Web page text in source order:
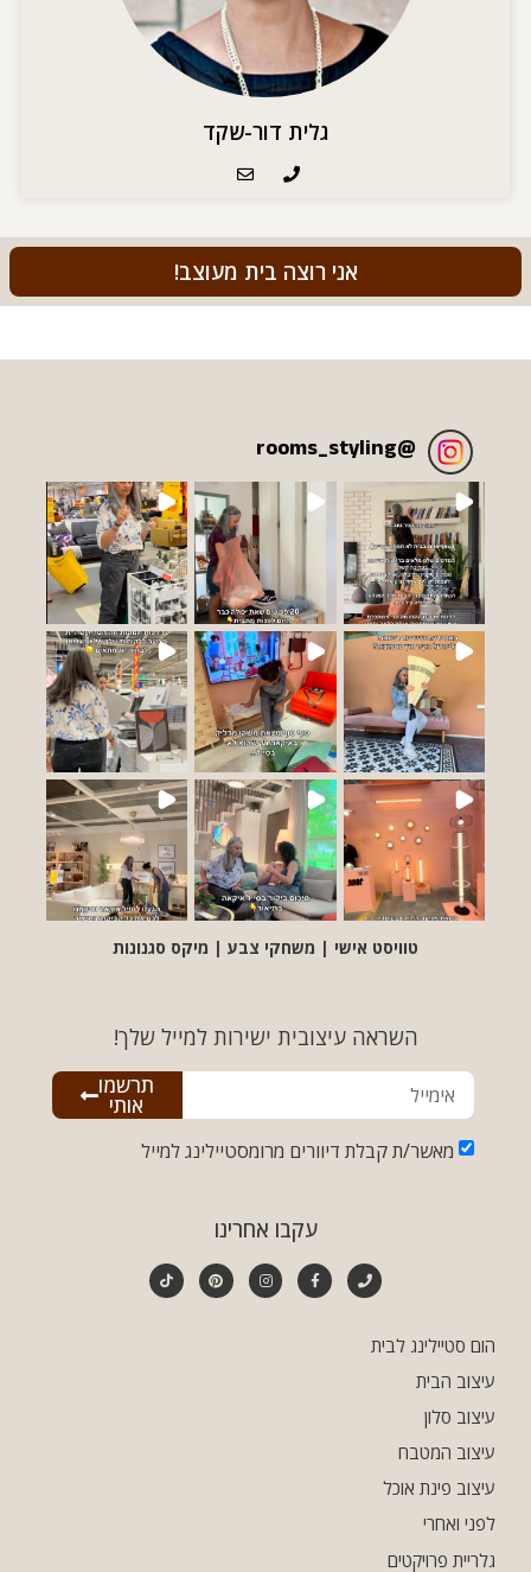
גלית דור-שקד
אני רוצה בית מעוצב!
גלריית פרויקטים
הום סטיילינג לבית
עיצוב הבית
עיצוב סלון
עיצוב המטבח
עיצוב פינת אוכל
לפני ואחרי
השראה עיצובית ישירות למייל שלך!
מאשר/ת קבלת דיוורים מרומסטיילינג למייל
תרשמו
אותי
עקבו אחרינו
@
rooms_styling
טוויסט אישי | משחקי צבע | מיקס סגנונות